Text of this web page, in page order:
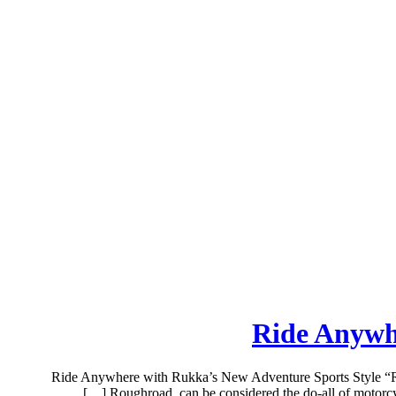
Ride
Ride Anywhere with Rukka’s New Adventure Sports Style
Roughroad, can be considered the do-all of